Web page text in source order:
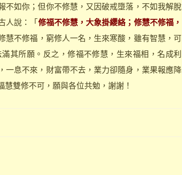
不如你；但你不修慧，又因破戒墮落，不如我解脫
人說：「修福不修慧，大象掛纓絡；修慧不修福，
慧不修福，窮修人一名，生來寒酸，雖有智慧，可
其所願。反之，修福不修慧，生來福相，名成利
息不來，財富帶不去，業力卻隨身，業果報應降
雙修不可，願與各位共勉，謝謝！